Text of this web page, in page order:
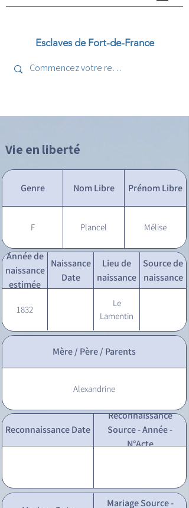
Esclaves de Fort-de-France
Vie en liberté
Genre Nom Libre Prénom Libre
F Plancel Mélise
Année de
naissance
estimée
Naissance
Date
Lieu de
naissance
Source de
naissance
1832
Le
Lamentin
Mère / Père / Parents
Alexandrine
Reconnaissance Date
Reconnaissance
Source - Année -
N°Acte
Mariage Source -